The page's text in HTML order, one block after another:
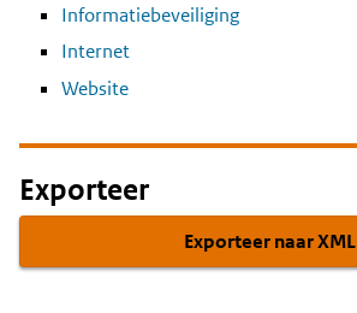
Informatiebeveiliging
Internet
Website
Exporteer
Exporteer naar XML